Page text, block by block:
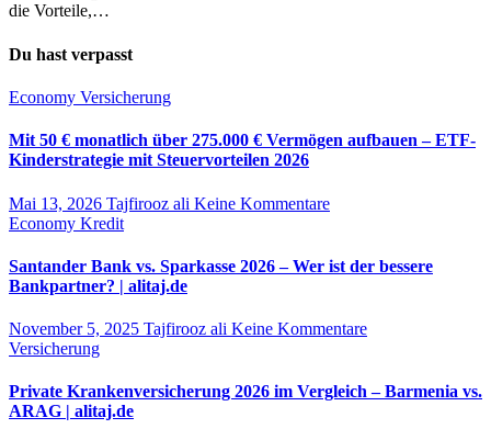
die Vorteile,…
Du hast verpasst
Economy Versicherung
Mit 50 € monatlich über 275.000 € Vermögen aufbauen – ETF-
Kinderstrategie mit Steuervorteilen 2026
Mai 13, 2026 Tajfirooz ali Keine Kommentare
Economy Kredit
Santander Bank vs. Sparkasse 2026 – Wer ist der bessere
Bankpartner? | alitaj.de
November 5, 2025 Tajfirooz ali Keine Kommentare
Versicherung
Private Krankenversicherung 2026 im Vergleich – Barmenia vs.
ARAG | alitaj.de